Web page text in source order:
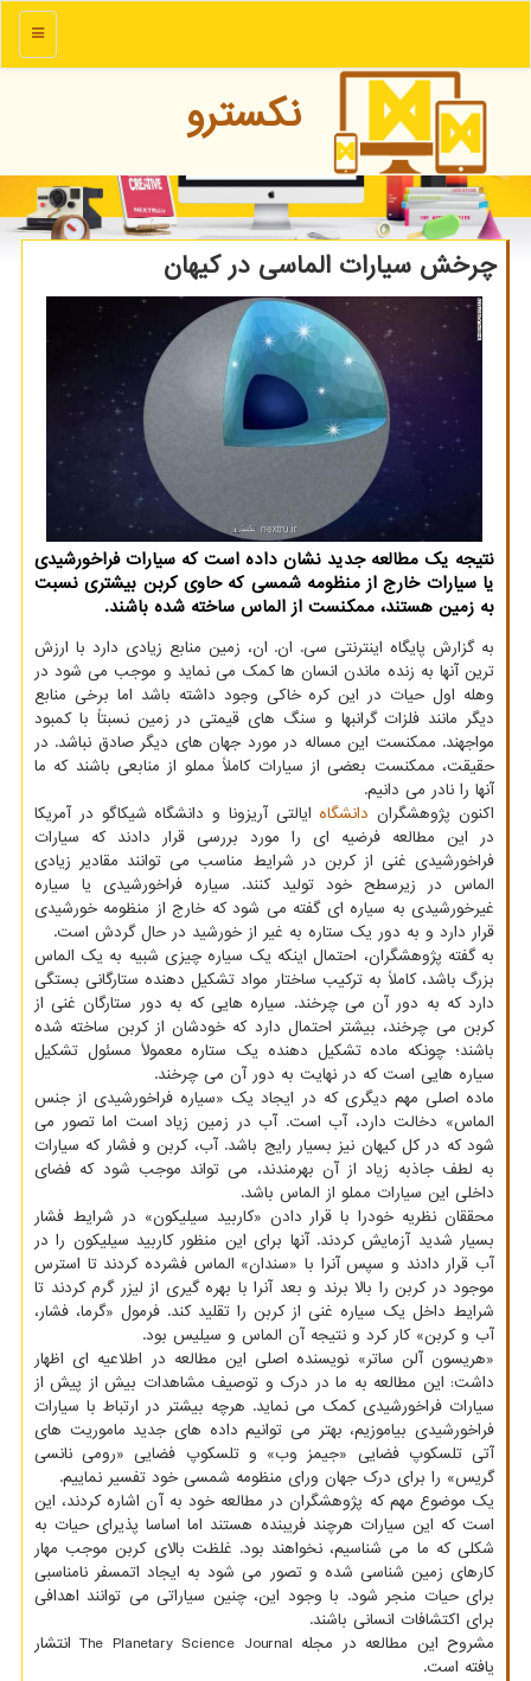
منو
نكسترو
چرخش سیارات الماسی در كیهان
نتیجه یك مطالعه جدید نشان داده است كه سیارات فراخورشیدی
یا سیارات خارج از منظومه شمسی كه حاوی كربن بیشتری نسبت
به زمین هستند، ممكنست از الماس ساخته شده باشند.
به گزارش پایگاه اینترنتی سی. ان. ان، زمین منابع زیادی دارد با ارزش
ترین آنها به زنده ماندن انسان ها کمک می نماید و موجب می شود در
وهله اول حیات در این کره خاکی وجود داشته باشد اما برخی منابع
دیگر مانند فلزات گرانبها و سنگ های قیمتی در زمین نسبتاً با کمبود
مواجهند. ممکنست این مساله در مورد جهان های دیگر صادق نباشد. در
حقیقت، ممکنست بعضی از سیارات کاملاً مملو از منابعی باشند که ما
آنها را نادر می دانیم.
اکنون پژوهشگران دانشگاه ایالتی آریزونا و دانشگاه شیکاگو در آمریکا
در این مطالعه فرضیه ای را مورد بررسی قرار دادند که سیارات
فراخورشیدی غنی از کربن در شرایط مناسب می توانند مقادیر زیادی
الماس در زیرسطح خود تولید کنند. سیاره فراخورشیدی یا سیاره
غیرخورشیدی به سیاره ای گفته می شود که خارج از منظومه خورشیدی
قرار دارد و به دور یک ستاره به غیر از خورشید در حال گردش است.
به گفته پژوهشگران، احتمال اینکه یک سیاره چیزی شبیه به یک الماس
بزرگ باشد، کاملاً به ترکیب ساختار مواد تشکیل دهنده ستارگانی بستگی
دارد که به دور آن می چرخند. سیاره هایی که به دور ستارگان غنی از
کربن می چرخند، بیشتر احتمال دارد که خودشان از کربن ساخته شده
باشند؛ چونکه ماده تشکیل دهنده یک ستاره معمولاً مسئول تشکیل
سیاره هایی است که در نهایت به دور آن می چرخند.
ماده اصلی مهم دیگری که در ایجاد یک «سیاره فراخورشیدی از جنس
الماس» دخالت دارد، آب است. آب در زمین زیاد است اما تصور می
شود که در کل کیهان نیز بسیار رایج باشد. آب، کربن و فشار که سیارات
به لطف جاذبه زیاد از آن بهرمندند، می تواند موجب شود که فضای
داخلی این سیارات مملو از الماس باشد.
محققان نظریه خودرا با قرار دادن «کاربید سیلیکون» در شرایط فشار
بسیار شدید آزمایش کردند. آنها برای این منظور کاربید سیلیکون را در
آب قرار دادند و سپس آنرا با «سندان» الماس فشرده کردند تا استرس
موجود در کربن را بالا برند و بعد آنرا با بهره گیری از لیزر گرم کردند تا
شرایط داخل یک سیاره غنی از کربن را تقلید کند. فرمول «گرما، فشار،
آب و کربن» کار کرد و نتیجه آن الماس و سیلیس بود.
«هریسون آلن ساتر» نویسنده اصلی این مطالعه در اطلاعیه ای اظهار
داشت: این مطالعه به ما در درک و توصیف مشاهدات بیش از پیش از
سیارات فراخورشیدی کمک می نماید. هرچه بیشتر در ارتباط با سیارات
فراخورشیدی بیاموزیم، بهتر می توانیم داده های جدید ماموریت های
آتی تلسکوپ فضایی «جیمز وب» و تلسکوپ فضایی «رومی نانسی
گریس» را برای درک جهان ورای منظومه شمسی خود تفسیر نماییم.
یک موضوع مهم که پژوهشگران در مطالعه خود به آن اشاره کردند، این
است که این سیارات هرچند فریبنده هستند اما اساسا پذیرای حیات به
شکلی که ما می شناسیم، نخواهند بود. غلظت بالای کربن موجب مهار
کارهای زمین شناسی شده و تصور می شود به ایجاد اتمسفر نامناسبی
برای حیات منجر شود. با وجود این، چنین سیاراتی می توانند اهدافی
برای اکتشافات انسانی باشند.
مشروح این مطالعه در مجله The Planetary Science Journal انتشار
یافته است.